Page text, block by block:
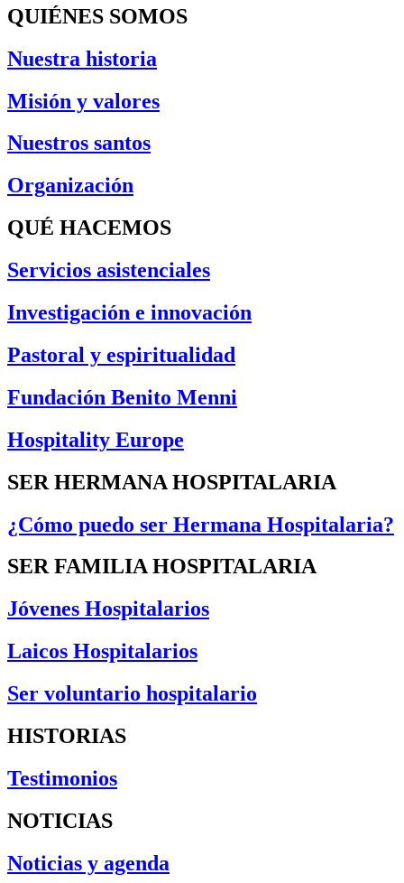
QUIÉNES SOMOS
Nuestra historia
Misión y valores
Nuestros santos
Organización
QUÉ HACEMOS
Servicios asistenciales
Investigación e innovación
Pastoral y espiritualidad
Fundación Benito Menni
Hospitality Europe
SER HERMANA HOSPITALARIA
¿Cómo puedo ser Hermana Hospitalaria?
SER FAMILIA HOSPITALARIA
Jóvenes Hospitalarios
Laicos Hospitalarios
Ser voluntario hospitalario
HISTORIAS
Testimonios
NOTICIAS
Noticias y agenda